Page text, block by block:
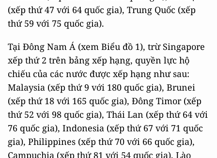
(xếp thứ 47 với 64 quốc gia), Trung Quốc (xếp
thứ 59 với 75 quốc gia).
Tại Đông Nam Á (xem Biểu đồ 1), trừ Singapore
xếp thứ 2 trên bảng xếp hạng, quyền lực hộ
chiếu của các nước được xếp hạng như sau:
Malaysia (xếp thứ 9 với 180 quốc gia), Brunei
(xếp thứ 18 với 165 quốc gia), Đông Timor (xếp
thứ 52 với 98 quốc gia), Thái Lan (xếp thứ 64 với
76 quốc gia), Indonesia (xếp thứ 67 với 71 quốc
gia), Philippines (xếp thứ 70 với 66 quốc gia),
Campuchia (xếp thứ 81 với 54 quốc gia), Lào